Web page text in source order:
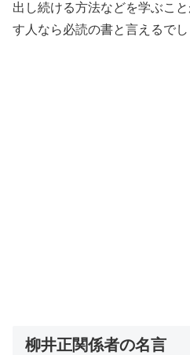
出し続ける方法などを学ぶこ
す人なら必読の書と言えるでし
柳井正関係者の名言